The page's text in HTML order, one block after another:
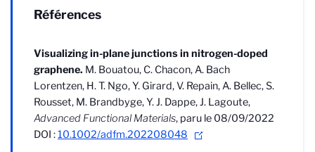
Références
Visualizing in-plane junctions in nitrogen-doped
graphene. M. Bouatou, C. Chacon, A. Bach
Lorentzen, H. T. Ngo, Y. Girard, V. Repain, A. Bellec, S.
Rousset, M. Brandbyge, Y. J. Dappe, J. Lagoute,
Advanced Functional Materials, paru le 08/09/2022
DOI :10.1002/adfm.202208048